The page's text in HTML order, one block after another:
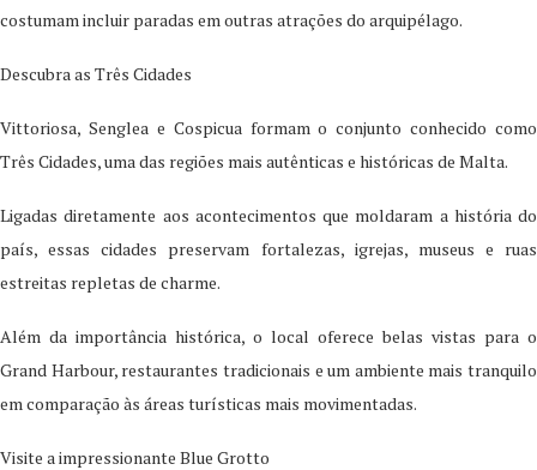
costumam incluir paradas em outras atrações do arquipélago.
Descubra as Três Cidades
Vittoriosa, Senglea e Cospicua formam o conjunto conhecido como
Três Cidades, uma das regiões mais autênticas e históricas de Malta.
Ligadas diretamente aos acontecimentos que moldaram a história do
país, essas cidades preservam fortalezas, igrejas, museus e ruas
estreitas repletas de charme.
Além da importância histórica, o local oferece belas vistas para o
Grand Harbour, restaurantes tradicionais e um ambiente mais tranquilo
em comparação às áreas turísticas mais movimentadas.
Visite a impressionante Blue Grotto